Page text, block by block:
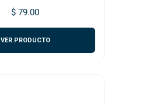
$ 79.00
VER PRODUCTO